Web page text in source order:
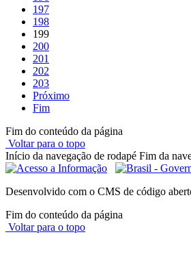
197
198
199
200
201
202
203
Próximo
Fim
Fim do conteúdo da página
Voltar para o topo
Início da navegação de rodapé Fim da
Desenvolvido com o CMS de código
Fim do conteúdo da página
Voltar para o topo